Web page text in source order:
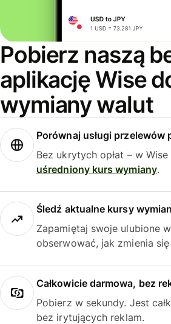
Pobierz naszą
aplikację Wise
wymiany walut
Porównaj usługi przelewów
Bez ukrytych opłat – w
uśredniony kurs wymiany.
Śledź aktualne kursy
Zapamiętaj swoje ulubione
obserwować, jak zmienia
Całkowicie darmowa, bez
Pobierz w sekundy. Jest
bez irytujących reklam.